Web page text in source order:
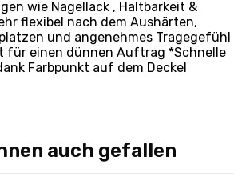
wie Nagellack , Haltbarkeit &
flexibel nach dem Aushärten,
und angenehmes Tragegefühl
für einen dünnen Auftrag *Schnelle
Farbpunkt auf dem Deckel
auch gefallen